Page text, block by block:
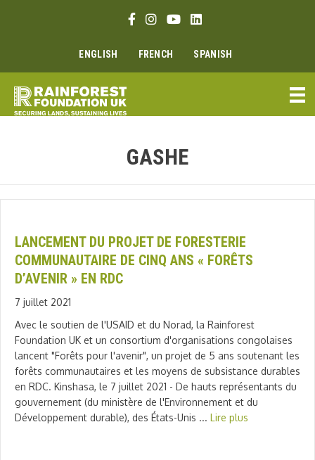
Lien Facebook
Lien Instagram
Lien Youtube
Linkedin link
ENGLISH FRENCH SPANISH
GASHE
LANCEMENT DU PROJET DE FORESTERIE
COMMUNAUTAIRE DE CINQ ANS « FORÊTS
D’AVENIR » EN RDC
7 juillet 2021
Avec le soutien de l'USAID et du Norad, la Rainforest
Foundation UK et un consortium d'organisations congolaises
lancent "Forêts pour l'avenir", un projet de 5 ans soutenant les
forêts communautaires et les moyens de subsistance durables
en RDC. Kinshasa, le 7 juillet 2021 - De hauts représentants du
gouvernement (du ministère de l'Environnement et du
Développement durable), des États-Unis ... Lire plus